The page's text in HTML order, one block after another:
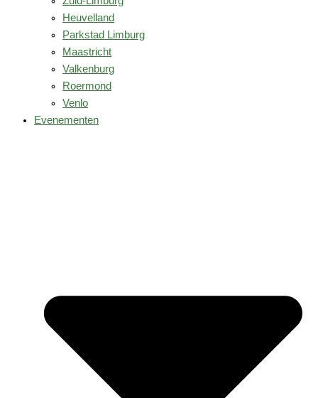
Heuvelland
Parkstad Limburg
Maastricht
Valkenburg
Roermond
Venlo
Evenementen